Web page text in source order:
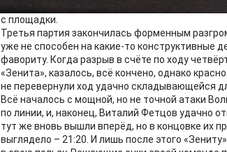
Бочарова, и далеко не случайно тренерский
с площадки.
Третья партия закончилась форменным
уже не способен на какие-то конструктивные
фавориту. Когда разрыв в счёте по ходу
«Зенита», казалось, всё кончено, однако
не перевернули ход удачно складывающейся
Всё началось с мощной, но не точной атаки
по линии, и, наконец, Виталий Фетцов удачно
тут же вновь вышли вперёд, но в концовке их
выглядело – 21:20. И лишь после этого